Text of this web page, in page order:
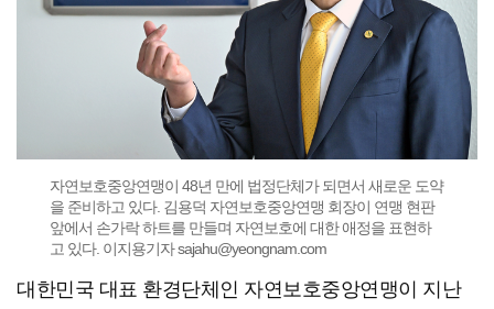
자연보호중앙연맹이 48년 만에 법정단체가 되면서 새로운 도약
을 준비하고 있다. 김용덕 자연보호중앙연맹 회장이 연맹 현판
앞에서 손가락 하트를 만들며 자연보호에 대한 애정을 표현하
고 있다. 이지용기자 sajahu@yeongnam.com
대한민국 대표 환경단체인 자연보호중앙연맹이 지난